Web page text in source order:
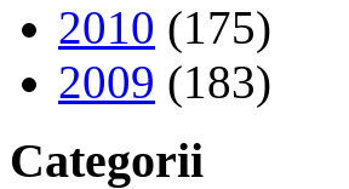
2010 (175)
2009 (183)
Categorii